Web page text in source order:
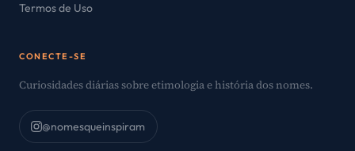
Termos de Uso
CONECTE-SE
Curiosidades diárias sobre etimologia e história dos nomes.
@nomesqueinspiram